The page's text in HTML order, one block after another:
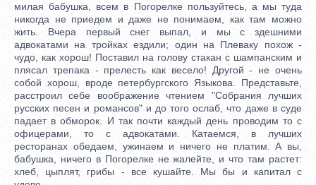
милая бабушка, всем в Погорелке пользуйтесь, а мы туда
никогда не приедем и даже не понимаем, как там можно
жить. Вчера первый снег выпал, и мы с здешними
адвокатами на тройках ездили; один на Плеваку похож -
чудо, как хорош! Поставил на голову стакан с шампанским и
плясал трепака - прелесть как весело! Другой - не очень
собой хорош, вроде петербургского Языкова. Представьте,
расстроил себе воображение чтением "Собрания лучших
русских песен и романсов" и до того ослаб, что даже в суде
падает в обморок. И так почти каждый день проводим то с
офицерами, то с адвокатами. Катаемся, в лучших
ресторанах обедаем, ужинаем и ничего не платим. А вы,
бабушка, ничего в Погорелке не жалейте, и что там растет:
хлеб, цыплят, грибы - все кушайте. Мы бы и капитал с